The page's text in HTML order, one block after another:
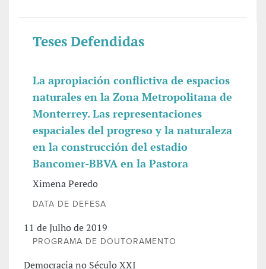
Teses Defendidas
La apropiación conflictiva de espacios
naturales en la Zona Metropolitana de
Monterrey. Las representaciones
espaciales del progreso y la naturaleza
en la construcción del estadio
Bancomer-BBVA en la Pastora
Ximena Peredo
DATA DE DEFESA
11 de Julho de 2019
PROGRAMA DE DOUTORAMENTO
Democracia no Século XXI